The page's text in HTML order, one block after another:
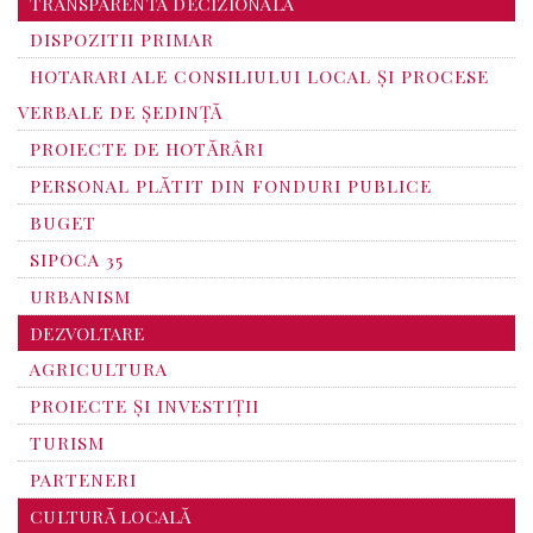
DISPOZITII PRIMAR
HOTARARI ALE CONSILIULUI LOCAL ȘI PROCESE
VERBALE DE ȘEDINȚĂ
PROIECTE DE HOTĂRÂRI
PERSONAL PLĂTIT DIN FONDURI PUBLICE
BUGET
SIPOCA 35
URBANISM
DEZVOLTARE
AGRICULTURA
PROIECTE ȘI INVESTIȚII
TURISM
PARTENERI
CULTURĂ LOCALĂ